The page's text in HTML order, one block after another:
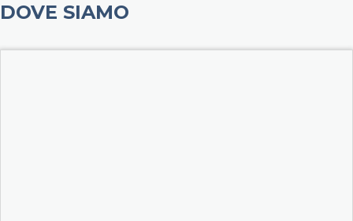
DOVE SIAMO